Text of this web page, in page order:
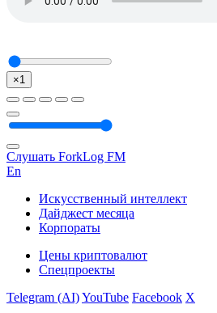
×1
Слушать ForkLog FM
En
Искусственный интеллект
Дайджест месяца
Корпораты
Цены криптовалют
Спецпроекты
Telegram (AI)YouTube Facebook X